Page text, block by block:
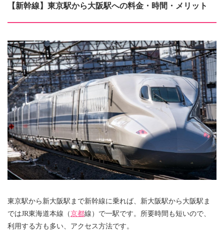
【新幹線】東京駅から大阪駅への料金・時間・メリット
東京駅から新大阪駅まで新幹線に乗れば、新大阪駅から大阪駅ま
ではJR東海道本線（京都線）で一駅です。所要時間も短いので、
利用する方も多い、アクセス方法です。